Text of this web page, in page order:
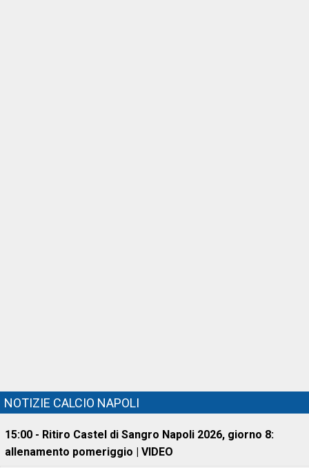
NOTIZIE CALCIO NAPOLI
15:00 - Ritiro Castel di Sangro Napoli 2026, giorno 8:
allenamento pomeriggio | VIDEO